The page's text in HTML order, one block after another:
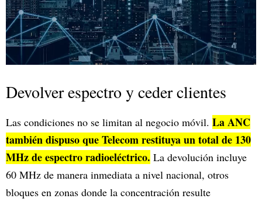
Devolver espectro y ceder clientes
Las condiciones no se limitan al negocio móvil. La ANC
también dispuso que Telecom restituya un total de 130
MHz de espectro radioeléctrico. La devolución incluye
60 MHz de manera inmediata a nivel nacional, otros
bloques en zonas donde la concentración resulte